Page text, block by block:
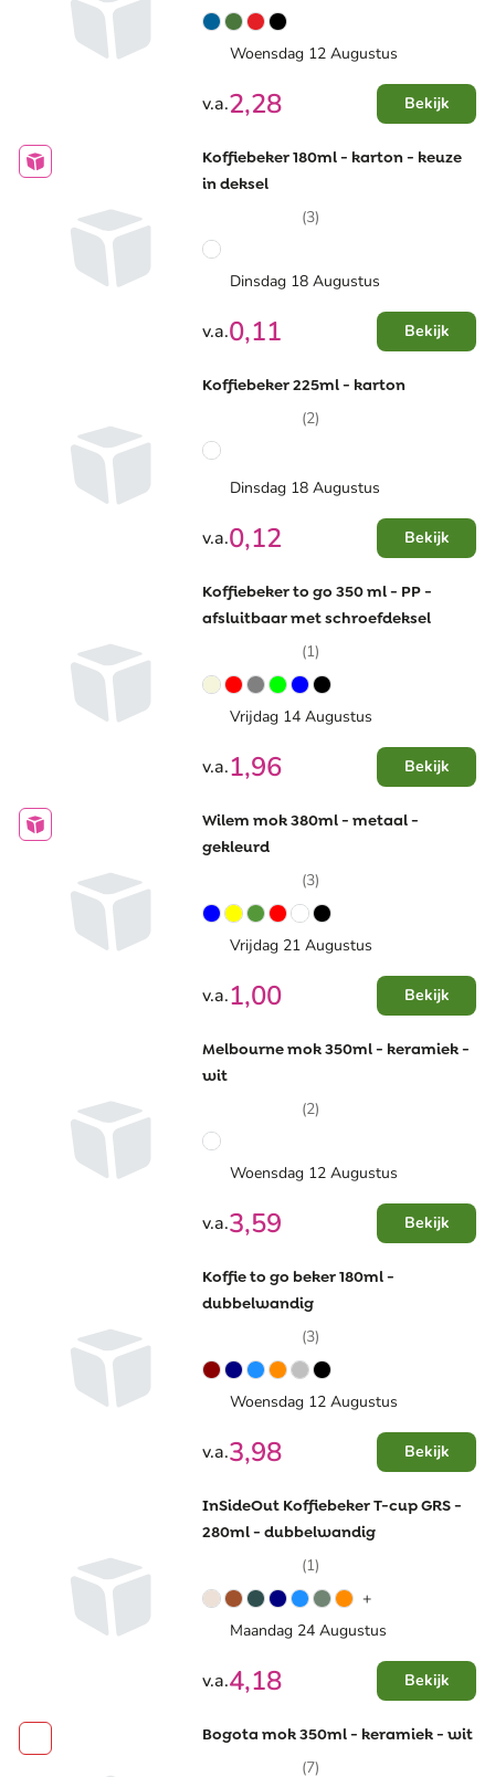
Woensdag 12 Augustus
v.a.2,28 Bekijk
Koffiebeker 180ml - karton - keuze
in deksel
(3)
Dinsdag 18 Augustus
v.a.0,11 Bekijk
Koffiebeker 225ml - karton
(2)
Dinsdag 18 Augustus
v.a.0,12 Bekijk
Koffiebeker to go 350 ml - PP -
afsluitbaar met schroefdeksel
(1)
Vrijdag 14 Augustus
v.a.1,96 Bekijk
Wilem mok 380ml - metaal -
gekleurd
(3)
Vrijdag 21 Augustus
v.a.1,00 Bekijk
Melbourne mok 350ml - keramiek -
wit
(2)
Woensdag 12 Augustus
v.a.3,59 Bekijk
Koffie to go beker 180ml -
dubbelwandig
(3)
Woensdag 12 Augustus
v.a.3,98 Bekijk
InSideOut Koffiebeker T-cup GRS -
280ml - dubbelwandig
(1)
+
Maandag 24 Augustus
v.a.4,18 Bekijk
Bogota mok 350ml - keramiek - wit
(7)